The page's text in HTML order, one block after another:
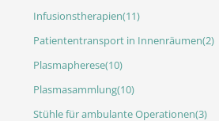
Infusionstherapien(11)
Patiententransport in Innenräumen(2)
Plasmapherese(10)
Plasmasammlung(10)
Stühle für ambulante Operationen(3)